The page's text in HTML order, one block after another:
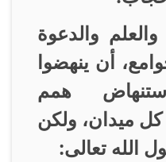
والدعوة
أن ينهضوا
همم
ميدان، ولكن
الله تعالى: